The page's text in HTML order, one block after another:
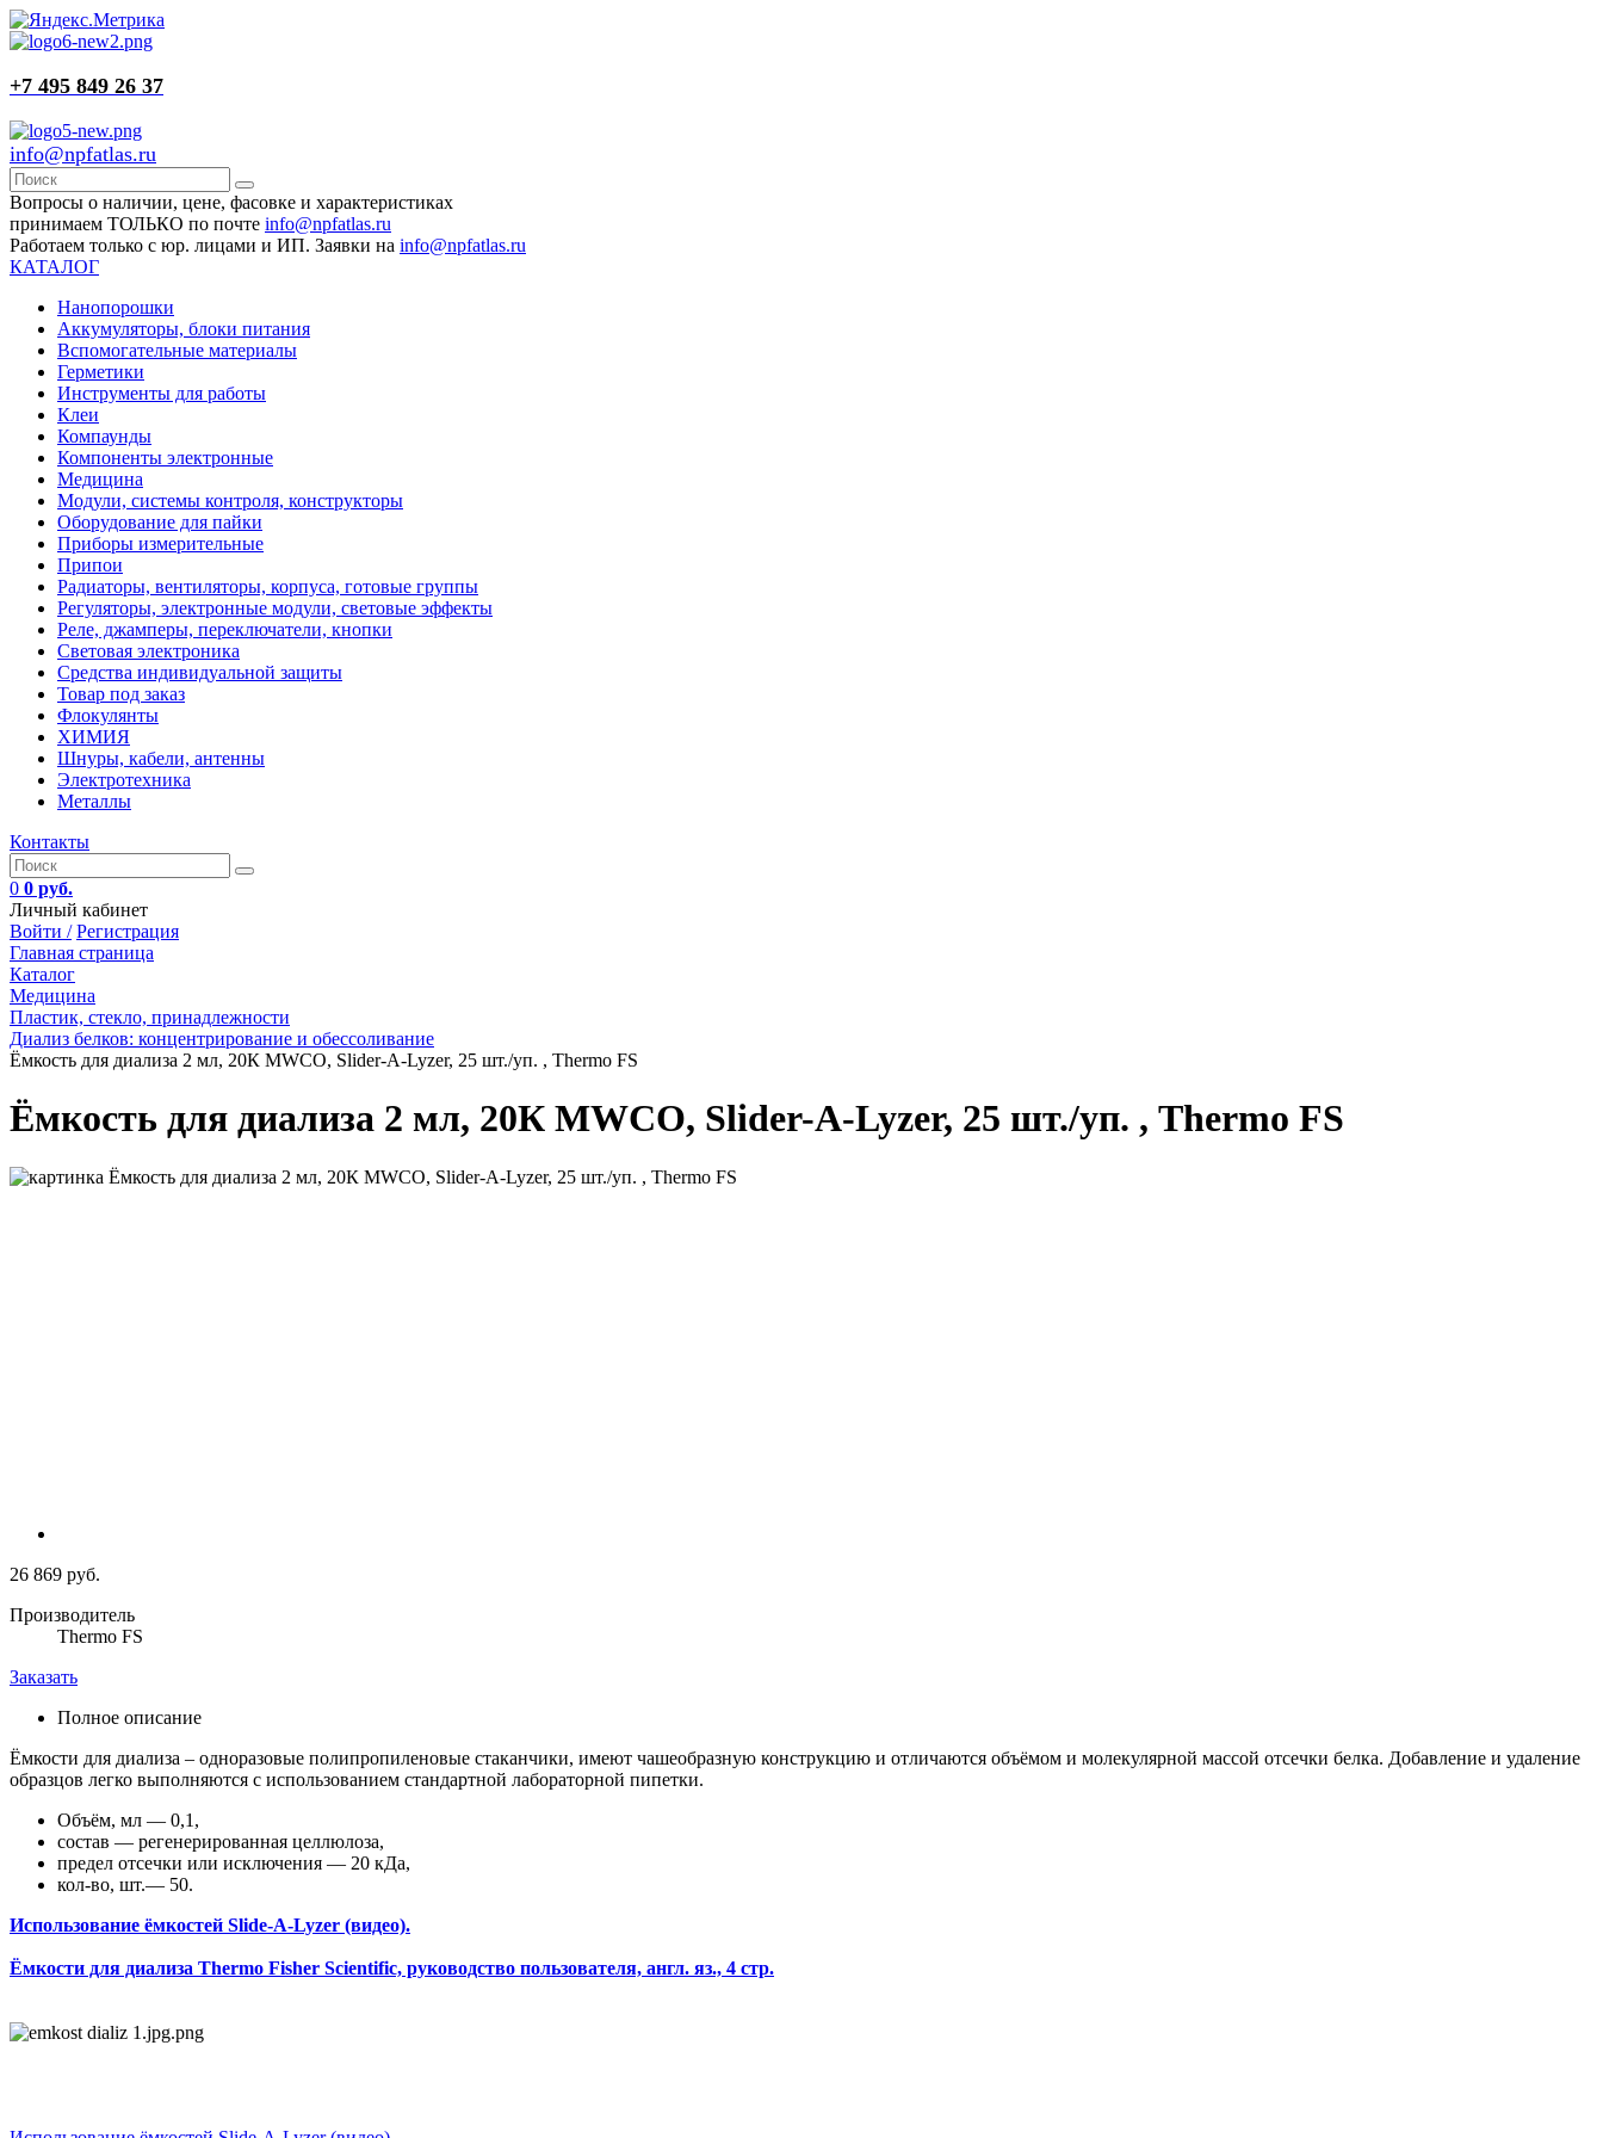
+7 495 849 26 37
info@npfatlas.ru
Вопросы о наличии, цене, фасовке и характеристиках
принимаем ТОЛЬКО по почте info@npfatlas.ru
Работаем только с юр. лицами и ИП. Заявки на info@npfatlas.ru
КАТАЛОГ
Нанопорошки
Аккумуляторы, блоки питания
Вспомогательные материалы
Герметики
Инструменты для работы
Клеи
Компаунды
Компоненты электронные
Медицина
Модули, системы контроля, конструкторы
Оборудование для пайки
Приборы измерительные
Припои
Радиаторы, вентиляторы, корпуса, готовые группы
Регуляторы, электронные модули, световые эффекты
Реле, джамперы, переключатели, кнопки
Световая электроника
Средства индивидуальной защиты
Товар под заказ
Флокулянты
ХИМИЯ
Шнуры, кабели, антенны
Электротехника
Металлы
Контакты
0 0 руб.
Личный кабинет
Войти / Регистрация
Главная страница
Каталог
Медицина
Пластик, стекло, принадлежности
Диализ белков: концентрирование и обессоливание
Ёмкость для диализа 2 мл, 20К MWCO, Slider-A-Lyzer, 25 шт./уп. , Thermo FS
Ёмкость для диализа 2 мл, 20К MWCO, Slider-A-Lyzer, 25 шт./уп. , Thermo FS
26 869 руб.
Производитель
Thermo FS
Заказать
Полное описание
Ёмкости для диализа – одноразовые полипропиленовые стаканчики, имеют чашеобразную конструкцию и отличаются объёмом и молекулярной массой отсечки белка. Добавление и удаление
образцов легко выполняются с использованием стандартной лабораторной пипетки.
Объём, мл — 0,1,
состав — регенерированная целлюлоза,
предел отсечки или исключения — 20 кДа,
кол-во, шт.— 50.
Использование ёмкостей Slide-A-Lyzer (видео).
Ёмкости для диализа Thermo Fisher Scientific, руководство пользователя, англ. яз., 4 стр.